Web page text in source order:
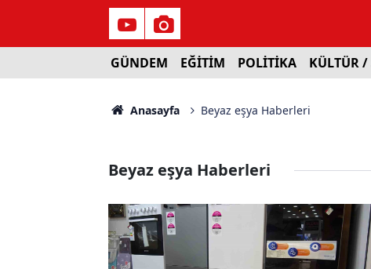
GÜNDEM EĞİTİM POLİTİKA KÜLTÜR /
Anasayfa Beyaz eşya Haberleri
Beyaz eşya Haberleri